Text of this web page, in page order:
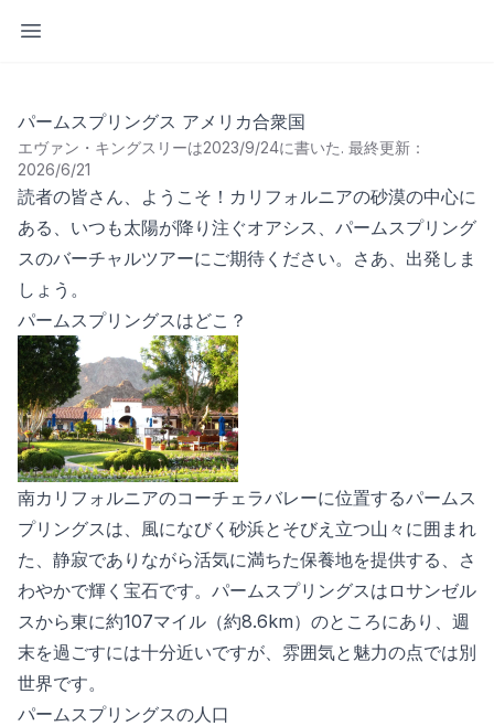
サイドバーを開く
パームスプリングス アメリカ合衆国
エヴァン・キングスリーは2023/9/24に書いた. 最終更新：
2026/6/21
読者の皆さん、ようこそ！カリフォルニアの砂漠の中心に
ある、いつも太陽が降り注ぐオアシス、パームスプリング
スのバーチャルツアーにご期待ください。さあ、出発しま
しょう。
パームスプリングスはどこ？
南カリフォルニアのコーチェラバレーに位置するパームス
プリングスは、風になびく砂浜とそびえ立つ山々に囲まれ
た、静寂でありながら活気に満ちた保養地を提供する、さ
わやかで輝く宝石です。パームスプリングスはロサンゼル
スから東に約107マイル（約8.6km）のところにあり、週
末を過ごすには十分近いですが、雰囲気と魅力の点では別
世界です。
パームスプリングスの人口